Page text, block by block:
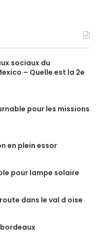
sociaux du
– Quelle est la 2e
pour les missions
en plein essor
pour lampe solaire
dans le val d oise